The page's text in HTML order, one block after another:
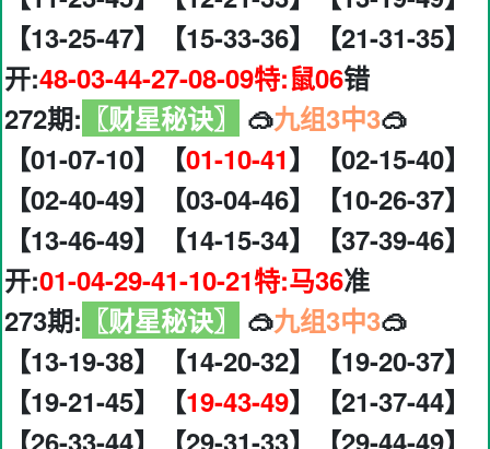
【13-25-47】【15-33-36】【21-31-35】
开:48-03-44-27-08-09特:鼠06错
272期: 〖财星秘诀〗 🥽九组3中3🥽
【01-07-10】【01-10-41】【02-15-40】
【02-40-49】【03-04-46】【10-26-37】
【13-46-49】【14-15-34】【37-39-46】
开:01-04-29-41-10-21特:马36准
273期: 〖财星秘诀〗 🥽九组3中3🥽
【13-19-38】【14-20-32】【19-20-37】
【19-21-45】【19-43-49】【21-37-44】
【26-33-44】【29-31-33】【29-44-49】